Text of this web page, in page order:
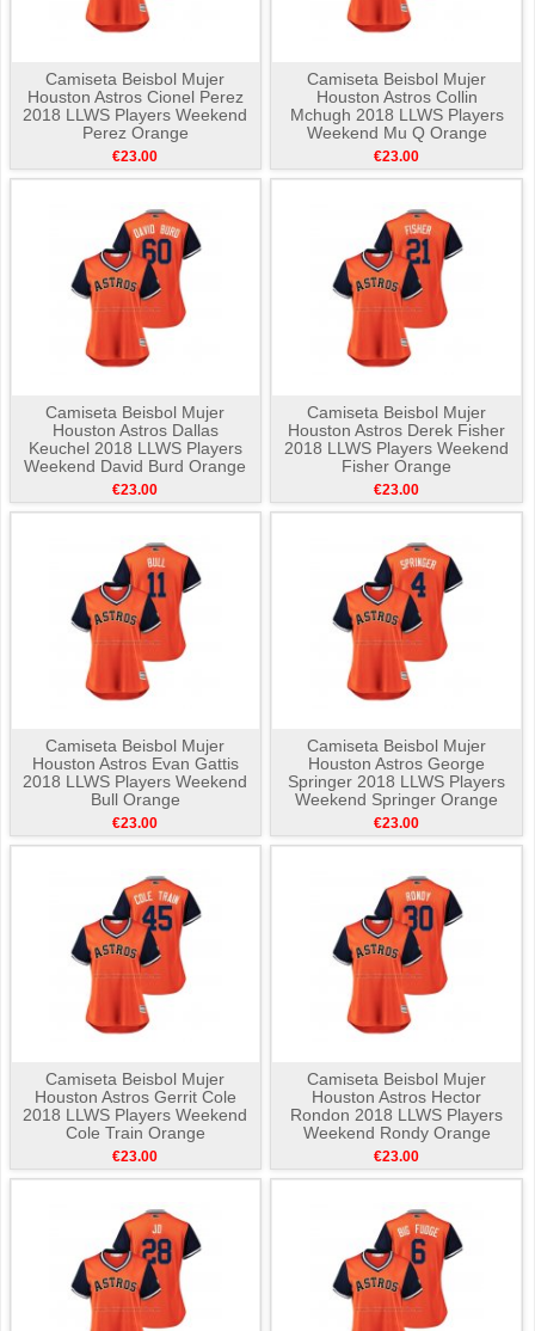
Camiseta Beisbol Mujer
Houston Astros Cionel Perez
2018 LLWS Players Weekend
Perez Orange
€23.00
Camiseta Beisbol Mujer
Houston Astros Collin
Mchugh 2018 LLWS Players
Weekend Mu Q Orange
€23.00
Camiseta Beisbol Mujer
Houston Astros Dallas
Keuchel 2018 LLWS Players
Weekend David Burd Orange
€23.00
Camiseta Beisbol Mujer
Houston Astros Derek Fisher
2018 LLWS Players Weekend
Fisher Orange
€23.00
Camiseta Beisbol Mujer
Houston Astros Evan Gattis
2018 LLWS Players Weekend
Bull Orange
€23.00
Camiseta Beisbol Mujer
Houston Astros George
Springer 2018 LLWS Players
Weekend Springer Orange
€23.00
Camiseta Beisbol Mujer
Houston Astros Gerrit Cole
2018 LLWS Players Weekend
Cole Train Orange
€23.00
Camiseta Beisbol Mujer
Houston Astros Hector
Rondon 2018 LLWS Players
Weekend Rondy Orange
€23.00